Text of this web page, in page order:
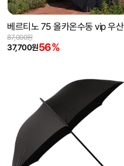
베르티노 75 올카온수동 vip 우산
37,700원56%
87,000원